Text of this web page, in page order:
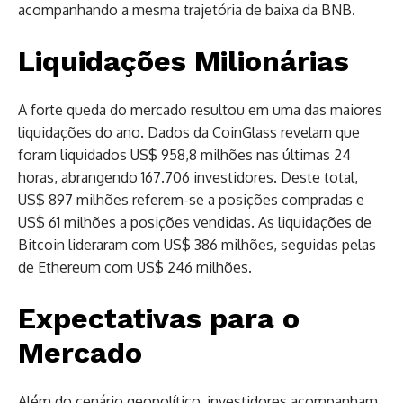
acompanhando a mesma trajetória de baixa da BNB.
Liquidações Milionárias
A forte queda do mercado resultou em uma das maiores
liquidações do ano. Dados da CoinGlass revelam que
foram liquidados US$ 958,8 milhões nas últimas 24
horas, abrangendo 167.706 investidores. Deste total,
US$ 897 milhões referem-se a posições compradas e
US$ 61 milhões a posições vendidas. As liquidações de
Bitcoin lideraram com US$ 386 milhões, seguidas pelas
de Ethereum com US$ 246 milhões.
Expectativas para o
Mercado